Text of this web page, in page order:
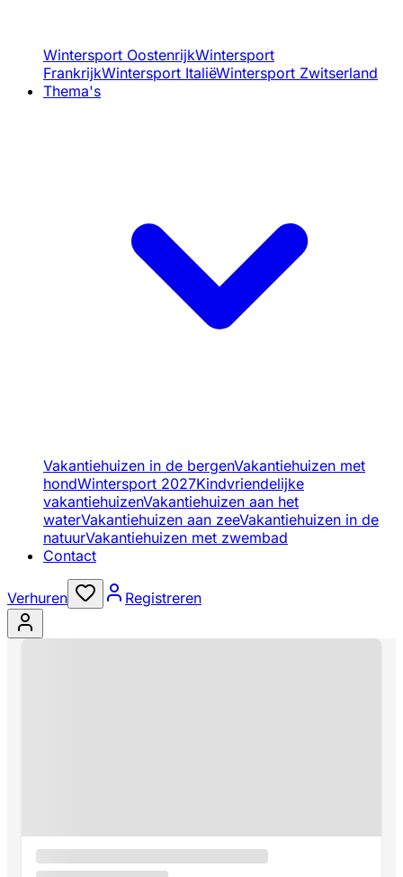
Wintersport OostenrijkWintersport
FrankrijkWintersport ItaliëWintersport Zwitserland
Thema's
Vakantiehuizen in de bergenVakantiehuizen met
hondWintersport 2027Kindvriendelijke
vakantiehuizenVakantiehuizen aan het
waterVakantiehuizen aan zeeVakantiehuizen in de
natuurVakantiehuizen met zwembad
Contact
Verhuren Registreren